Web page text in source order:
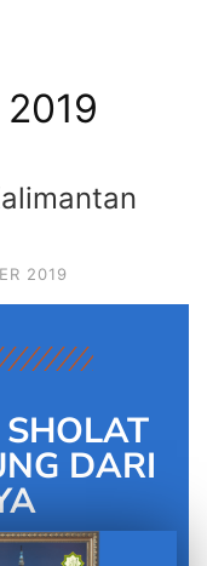
2019
DARI